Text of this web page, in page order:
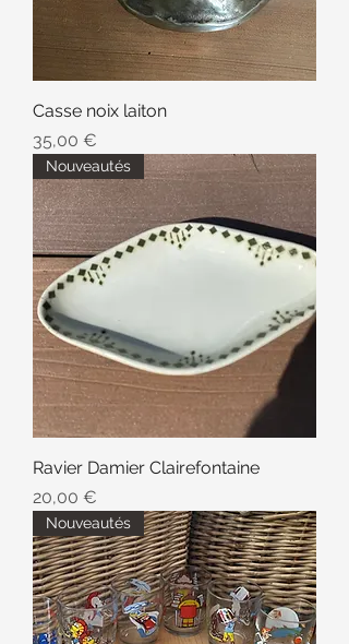
Casse noix laiton
Prix
35,00 €
Nouveautés
Ravier Damier Clairefontaine
Prix
20,00 €
Nouveautés